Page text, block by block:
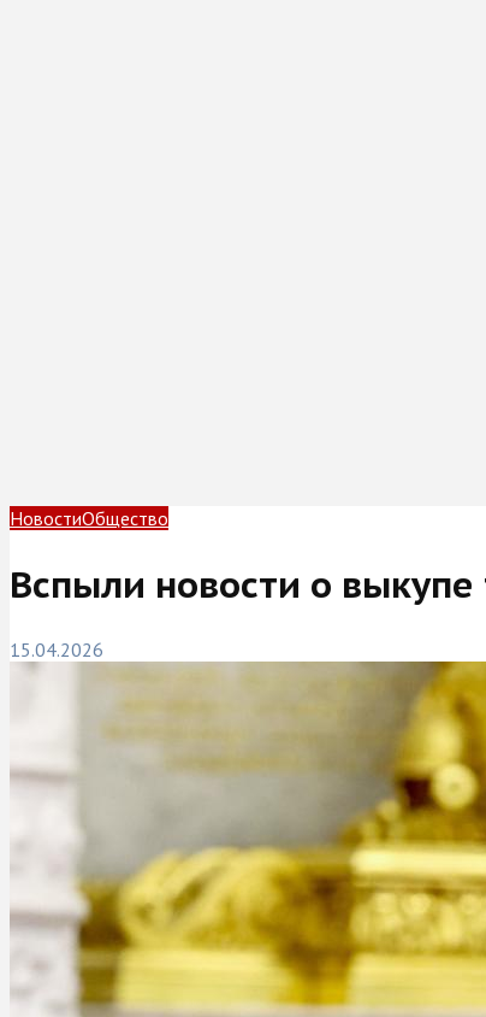
НовостиОбщество
Вспыли новости о
15.04.2026